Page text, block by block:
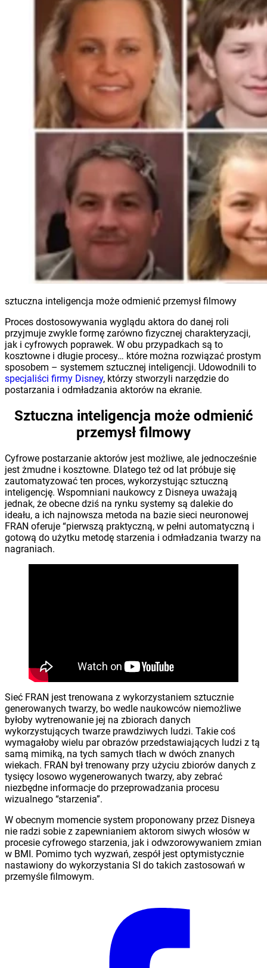
sztuczna inteligencja może odmienić przemysł filmowy
Proces dostosowywania wyglądu aktora do danej roli
przyjmuje zwykle formę zarówno fizycznej charakteryzacji,
jak i cyfrowych poprawek. W obu przypadkach są to
kosztowne i długie procesy… które można rozwiązać prostym
sposobem – systemem sztucznej inteligencji. Udowodnili to
specjaliści firmy Disney, którzy stworzyli narzędzie do
postarzania i odmładzania aktorów na ekranie.
Sztuczna inteligencja może odmienić
przemysł filmowy
Cyfrowe postarzanie aktorów jest możliwe, ale jednocześnie
jest żmudne i kosztowne. Dlatego też od lat próbuje się
zautomatyzować ten proces, wykorzystując sztuczną
inteligencję. Wspomniani naukowcy z Disneya uważają
jednak, że obecne dziś na rynku systemy są dalekie do
ideału, a ich najnowsza metoda na bazie sieci neuronowej
FRAN oferuje “pierwszą praktyczną, w pełni automatyczną i
gotową do użytku metodę starzenia i odmładzania twarzy na
nagraniach.
Sieć FRAN jest trenowana z wykorzystaniem sztucznie
generowanych twarzy, bo wedle naukowców niemożliwe
byłoby wytrenowanie jej na zbiorach danych
wykorzystujących twarze prawdziwych ludzi. Takie coś
wymagałoby wielu par obrazów przedstawiających ludzi z tą
samą mimiką, na tych samych tłach w dwóch znanych
wiekach. FRAN był trenowany przy użyciu zbiorów danych z
tysięcy losowo wygenerowanych twarzy, aby zebrać
niezbędne informacje do przeprowadzania procesu
wizualnego “starzenia”.
W obecnym momencie system proponowany przez Disneya
nie radzi sobie z zapewnianiem aktorom siwych włosów w
procesie cyfrowego starzenia, jak i odwzorowywaniem zmian
w BMI. Pomimo tych wyzwań, zespół jest optymistycznie
nastawiony do wykorzystania SI do takich zastosowań w
przemyśle filmowym.